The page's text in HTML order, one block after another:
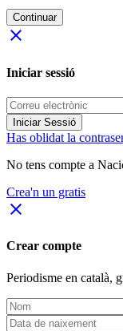
Continuar
close
Iniciar sessió
Iniciar Sessió
Has oblidat la
No tens compte a
Crea'n un gratis
close
Crear compte
Periodisme en català,